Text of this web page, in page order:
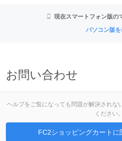
現在スマートフォン版の
パソコン版
お問い合わせ
ヘルプをご覧になっても問題が解決されな
ください。
FC2ショッピングカート